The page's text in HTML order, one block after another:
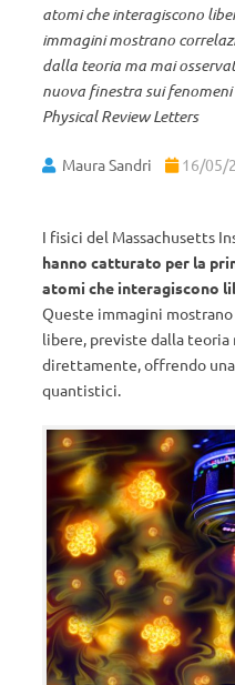
atomi che interagiscono
immagini mostrano
dalla teoria ma mai
nuova finestra sui
Physical Review Letters
Maura Sandri 16/05/
I fisici del Massachusetts
hanno catturato per la
atomi che interagiscono
Queste immagini
libere, previste dalla teoria
direttamente, offrendo
quantistici.